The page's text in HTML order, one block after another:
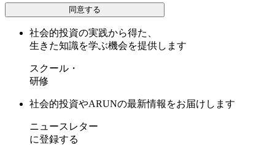
同意する
社会的投資の実践から得た、
生きた知識を学ぶ機会を提供します
スクール・
研修
社会的投資やARUNの最新情報をお届けします
ニュースレター
に登録する